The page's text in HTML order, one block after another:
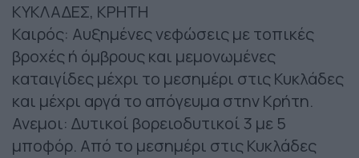
ΚΥΚΛΑΔΕΣ, ΚΡΗΤΗ
Καιρός: Αυξημένες νεφώσεις με τοπικές
βροχές ή όμβρους και μεμονωμένες
καταιγίδες μέχρι το μεσημέρι στις Κυκλάδες
και μέχρι αργά το απόγευμα στην Κρήτη.
Ανεμοι: Δυτικοί βορειοδυτικοί 3 με 5
μποφόρ. Από το μεσημέρι στις Κυκλάδες